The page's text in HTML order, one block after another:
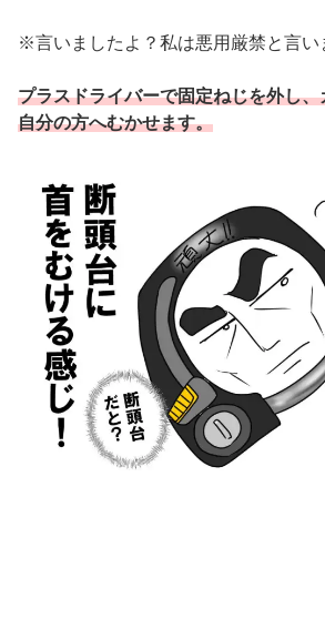
※言いましたよ？私は悪用厳禁と言い
プラスドライバーで固定ねじを外し
自分の方へむかせます。